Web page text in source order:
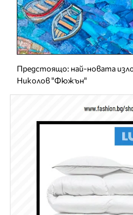
Предстоящо: най-новата
Николов "Фюжън"